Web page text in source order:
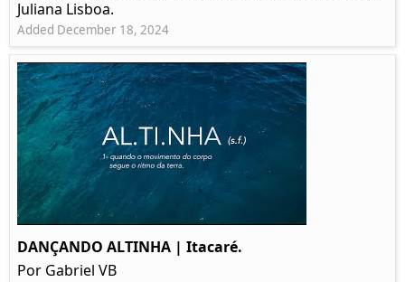
Juliana Lisboa.
Added December 18, 2024
DANÇANDO ALTINHA | Itacaré.
Por Gabriel VB